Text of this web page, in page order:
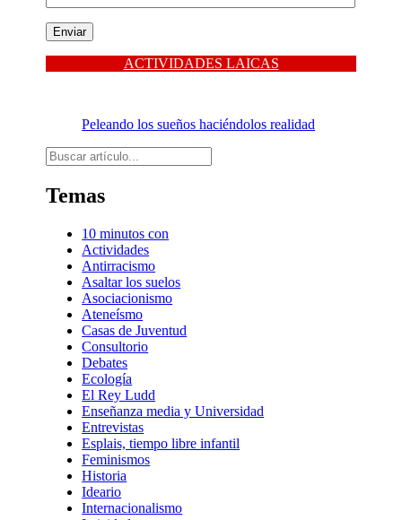
ACTIVIDADES LAICAS
Peleando los sueños haciéndolos realidad
Buscar
Temas
10 minutos con
Actividades
Antirracismo
Asaltar los suelos
Asociacionismo
Ateneísmo
Casas de Juventud
Consultorio
Debates
Ecología
El Rey Ludd
Enseñanza media y Universidad
Entrevistas
Esplais, tiempo libre infantil
Feminismos
Historia
Ideario
Internacionalismo